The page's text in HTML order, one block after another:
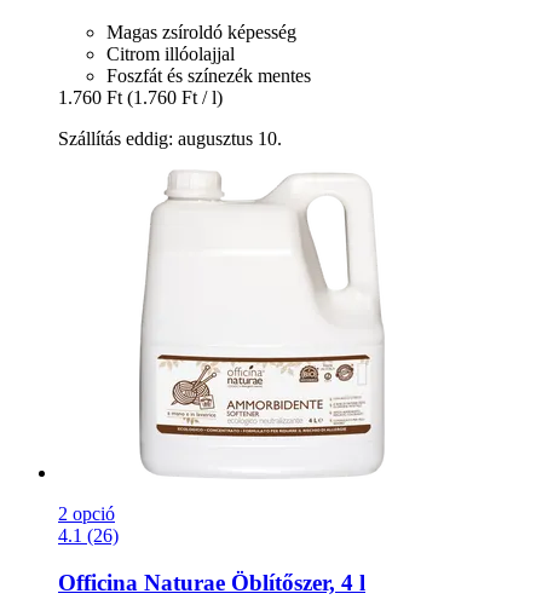
Magas zsíroldó képesség
Citrom illóolajjal
Foszfát és színezék mentes
1.760 Ft (1.760 Ft / l)
Szállítás eddig: augusztus 10.
2 opció
4.1 (26)
Officina Naturae Öblítőszer, 4 l